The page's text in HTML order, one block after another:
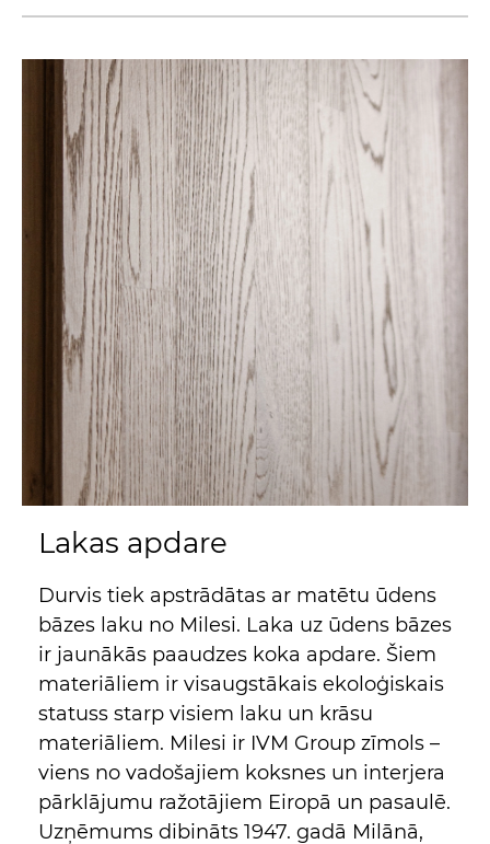
Lakas apdare
Durvis tiek apstrādātas ar matētu ūdens
bāzes laku no Milesi. Laka uz ūdens bāzes
ir jaunākās paaudzes koka apdare. Šiem
materiāliem ir visaugstākais ekoloģiskais
statuss starp visiem laku un krāsu
materiāliem. Milesi ir IVM Group zīmols –
viens no vadošajiem koksnes un interjera
pārklājumu ražotājiem Eiropā un pasaulē.
Uzņēmums dibināts 1947. gadā Milānā,